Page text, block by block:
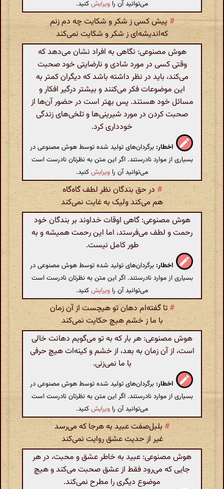
می‌توانید آن را ویرایشکنید.
# پیش کسی ز شکر و شکایت چه دم زنم
که‌اندیشه‌ای ز شکر و شکایت نمی‌کند
هوش مصنوعی: نگاهی به افراد نشان می‌دهد که
وقتی کسی در مورد شادی و نارضایتی خود صحبت
می‌کند، باید در نظر داشته باشد که دیگران کمتر به
این موضوعات فکر می‌کنند و بیشتر درگیر افکار و
مسائل خود هستند. پس بهتر است در حضور آن‌ها از
صحبت کردن در مورد شیرینی‌ها و تلخی‌های زندگی
خودداری کرد.
اخطار: برگردان‌های تولید شده توسط هوش مصنوعی در
بسیاری از موارد نادرستند. اگر این متن به نظرتان نادرست است
می‌توانید آن را ویرایشکنید.
# در حق بندگان نظر لطف گاه‌گاه
هم می‌کند ولیک به غایت نمی‌کند
هوش مصنوعی: گاهی اوقات خداوند بر بندگان خود
رحمت و لطف می‌فرستد، اما این رحمت همیشه و به
طور کامل نیست.
اخطار: برگردان‌های تولید شده توسط هوش مصنوعی در
بسیاری از موارد نادرستند. اگر این متن به نظرتان نادرست است
می‌توانید آن را ویرایشکنید.
# تا گفته‌ام دهان تو هیچست از آن زمان
با ما ز خشم هیچ حکایت نمی‌کند
هوش مصنوعی: هر بار که به تو می‌گویم دهانت خالی
است، از آن زمان به بعد، از خشم و کینه‌ات هیچ حرفی
با ما نمی‌زنی.
اخطار: برگردان‌های تولید شده توسط هوش مصنوعی در
بسیاری از موارد نادرستند. اگر این متن به نظرتان نادرست است
می‌توانید آن را ویرایشکنید.
# بلبل‌صفت عبید به هرجا که می‌رسد
غیر از حدیث عشق روایت نمی‌کند
هوش مصنوعی: عبید به خاطر عشق و محبت، در هر
جایی که می‌رود فقط از عشق صحبت می‌کند و هیچ
موضوع دیگری را مطرح نمی‌کند.